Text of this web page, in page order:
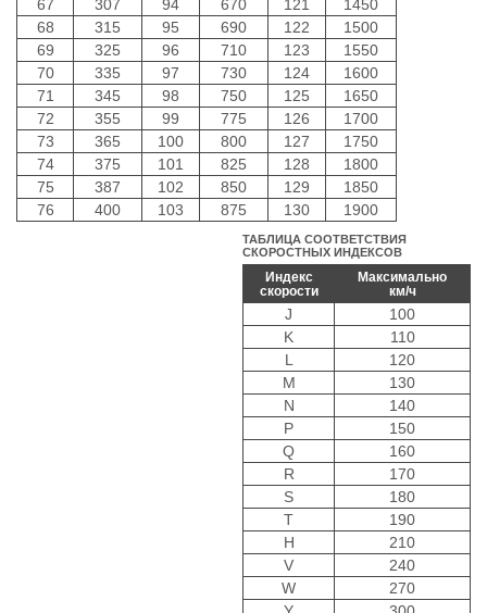
67
307 94 670 121
1450
68
315 95 690 122
1500
69
325 96 710 123
1550
70
335 97 730 124
1600
71
345 98 750 125
1650
72
355 99 775 126
1700
73
365 100 800 127
1750
74
375 101 825 128
1800
75
387 102 850 129
1850
76
400 103 875 130 1900
ТАБЛИЦА СООТВЕТСТВИЯ
СКОРОСТНЫХ ИНДЕКСОВ
Индекс
скорости
Максимально
км/ч
J
100
K
110
L
120
M
130
N
140
P
150
Q
160
R
170
S
180
T
190
H
210
V
240
W
270